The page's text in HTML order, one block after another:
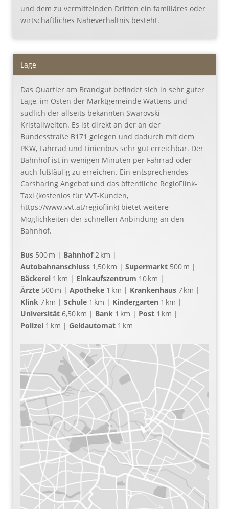
und dem zu vermittelnden Dritten ein familiäres oder
wirtschaftliches Naheverhältnis besteht.
Lage
Das Quartier am Brandgut befindet sich in sehr guter
Lage, im Osten der Marktgemeinde Wattens und
südlich der allseits bekannten Swarovski
Kristallwelten. Es ist direkt an der an der
Bundesstraße B171 gelegen und dadurch mit dem
PKW, Fahrrad und Linienbus sehr gut erreichbar. Der
Bahnhof ist in wenigen Minuten per Fahrrad oder
auch fußläufig zu erreichen. Ein entsprechendes
Carsharing Angebot und das öffentliche RegioFlink-
Taxi (kostenlos für VVT-Kunden,
https://www.vvt.at/regioflink) bietet weitere
Möglichkeiten der schnellen Anbindung an den
Bahnhof.
Bus 500 m | Bahnhof2 km |
Autobahnanschluss 1,50 km | Supermarkt 500 m |
Bäckerei 1 km | Einkaufszentrum 10 km |
Ärzte 500 m | Apotheke 1 km | Krankenhaus 7 km |
Klink 7 km | Schule 1 km | Kindergarten 1 km |
Universität 6,50 km | Bank 1 km | Post 1 km |
Polizei 1 km | Geldautomat 1 km